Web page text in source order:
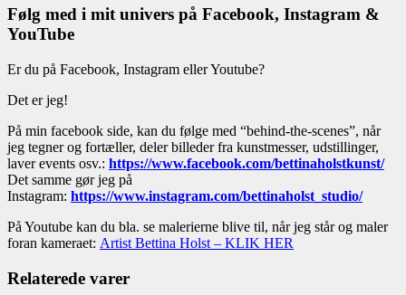
Følg med i mit univers på Facebook, Instagram &
YouTube
Er du på Facebook, Instagram eller Youtube?
Det er jeg!
På min facebook side, kan du følge med “behind-the-scenes”, når
jeg tegner og fortæller, deler billeder fra kunstmesser, udstillinger,
laver events osv.: https://www.facebook.com/bettinaholstkunst/
Det samme gør jeg på
Instagram: https://www.instagram.com/bettinaholst_studio/
På Youtube kan du bla. se malerierne blive til, når jeg står og maler
foran kameraet: Artist Bettina Holst – KLIK HER
Relaterede varer